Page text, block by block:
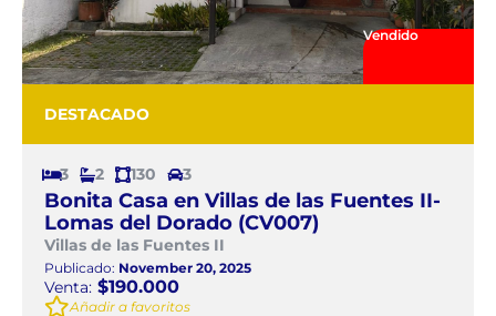
Vendido
DESTACADO
3 2 130 3
Bonita Casa en Villas de las Fuentes II-
Lomas del Dorado (CV007)
Villas de las Fuentes II
Publicado: November 20, 2025
Venta: $190.000
Añadir a favoritos